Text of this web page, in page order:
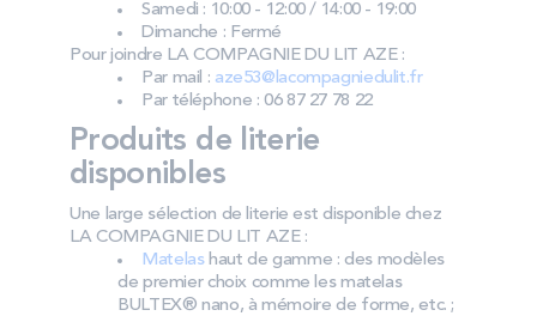
Samedi : 10:00 - 12:00 / 14:00 - 19:00
Dimanche : Fermé
Pour joindre LA COMPAGNIE DU LIT AZE :
Par mail : aze53@lacompagniedulit.fr
Par téléphone : 06 87 27 78 22
Produits de literie
disponibles
Une large sélection de literie est disponible chez
LA COMPAGNIE DU LIT AZE :
Matelashaut de gamme : des modèles
de premier choix comme les matelas
BULTEX® nano, à mémoire de forme, etc. ;